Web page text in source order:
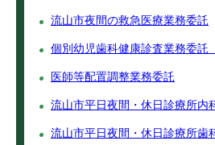
流山市夜間の救急医療業務委託
個別幼児歯科健康診査業務委託
医師等配置調整業務委託
流山市平日夜間・休日診療所内
流山市平日夜間・休日診療所歯